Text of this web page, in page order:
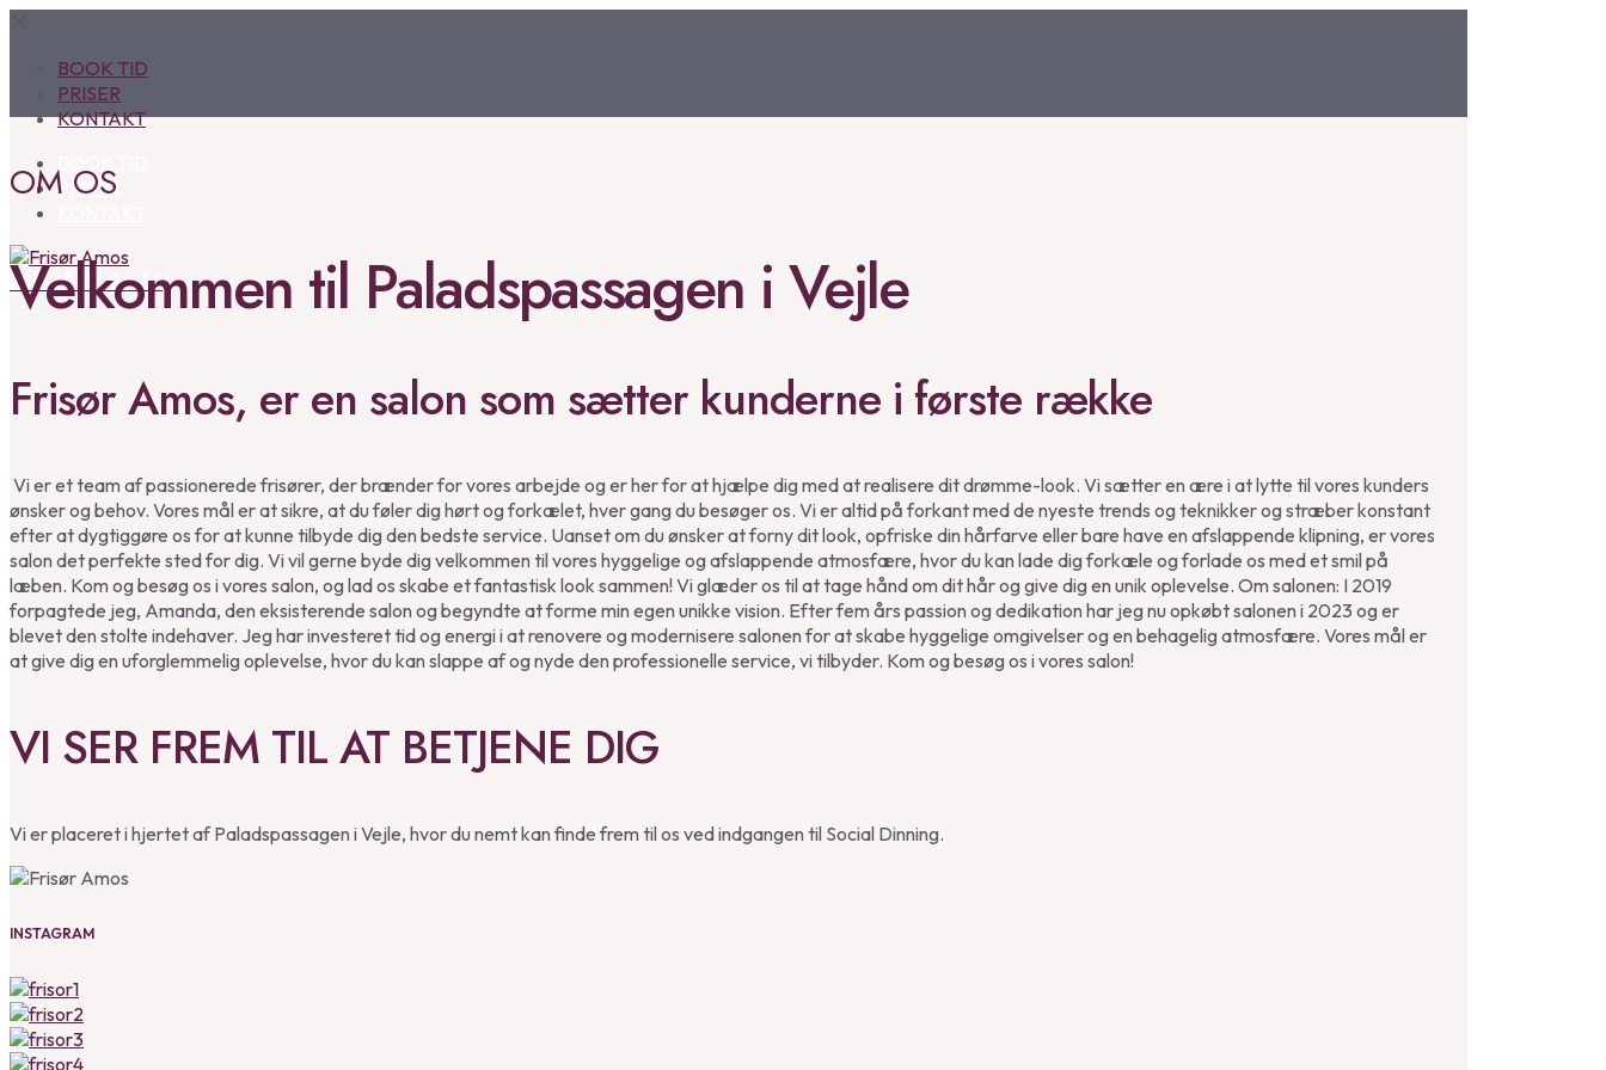
BOOK TID
PRISER
KONTAKT
PRISER
+45 40 64 84 56
OM OS
Velkommen til Paladspassagen i Vejle
Frisør Amos, er en salon som sætter kunderne i første række
Vi er et team af passionerede frisører, der brænder for vores arbejde og er her for at hjælpe dig med at realisere dit drømme-look. Vi sætter en ære i at lytte til vores kunders
ønsker og behov. Vores mål er at sikre, at du føler dig hørt og forkælet, hver gang du besøger os. Vi er altid på forkant med de nyeste trends og teknikker og stræber konstant
efter at dygtiggøre os for at kunne tilbyde dig den bedste service. Uanset om du ønsker at forny dit look, opfriske din hårfarve eller bare have en afslappende klipning, er vores
salon det perfekte sted for dig. Vi vil gerne byde dig velkommen til vores hyggelige og afslappende atmosfære, hvor du kan lade dig forkæle og forlade os med et smil på
læben. Kom og besøg os i vores salon, og lad os skabe et fantastisk look sammen! Vi glæder os til at tage hånd om dit hår og give dig en unik oplevelse. Om salonen: I 2019
forpagtede jeg, Amanda, den eksisterende salon og begyndte at forme min egen unikke vision. Efter fem års passion og dedikation har jeg nu opkøbt salonen i 2023 og er
blevet den stolte indehaver. Jeg har investeret tid og energi i at renovere og modernisere salonen for at skabe hyggelige omgivelser og en behagelig atmosfære. Vores mål er
at give dig en uforglemmelig oplevelse, hvor du kan slappe af og nyde den professionelle service, vi tilbyder. Kom og besøg os i vores salon!
VI SER FREM TIL AT BETJENE DIG
Vi er placeret i hjertet af Paladspassagen i Vejle, hvor du nemt kan finde frem til os ved indgangen til Social Dinning.
INSTAGRAM